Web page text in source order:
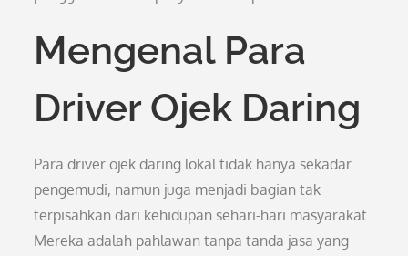
Mengenal Para
Driver Ojek Daring
Para driver ojek daring lokal tidak hanya sekadar
pengemudi, namun juga menjadi bagian tak
terpisahkan dari kehidupan sehari-hari masyarakat.
Mereka adalah pahlawan tanpa tanda jasa yang